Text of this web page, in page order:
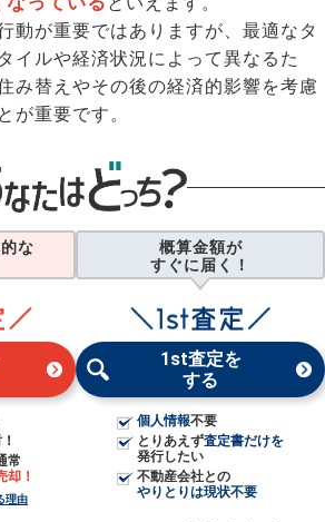
動が重要ではありますが、最適なタ
イルや経済状況によって異なるた
み替えやその後の経済的影響を考慮
が重要です。
な
常
却！
理由
概算金額が
すぐに届く！
1st査定を
する
個人情報不要
とりあえず査定書だけを
発行したい
不動産会社との
やりとりは現状不要